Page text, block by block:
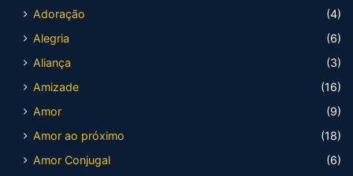
Adoração
(4)
Alegria
(6)
Aliança
(3)
Amizade
(16)
Amor
(9)
Amor ao próximo
(18)
Amor Conjugal
(6)